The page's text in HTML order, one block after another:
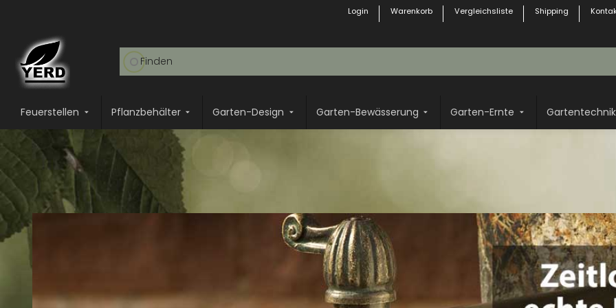
Login Warenkorb Vergleichsliste Shipping
Feuerstellen Pflanzbehälter Garten-Design Garten-Bewässerung Garten-Ernte Gartentechnik